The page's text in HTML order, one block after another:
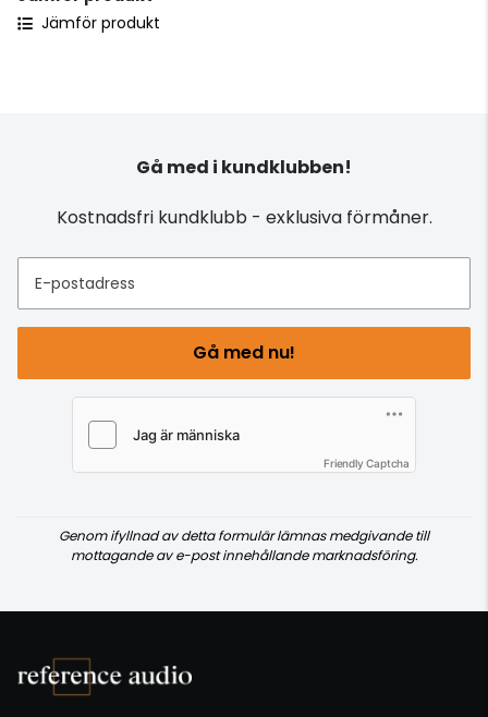
Jämför produkt
Gå med i kundklubben!
Kostnadsfri kundklubb - exklusiva förmåner.
E-postadress
Gå med nu!
Friendly Captcha
Genom ifyllnad av detta formulär lämnas medgivande till
mottagande av e-post innehållande marknadsföring.